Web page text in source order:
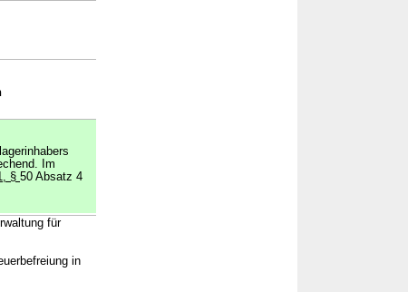
Im
§ 50 Absatz 4
für
in